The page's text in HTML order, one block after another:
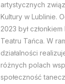
artystycznych
Kultury w Lublinie.
2023 był
Teatru Tańca. W
działalności
różnych polach
społeczność